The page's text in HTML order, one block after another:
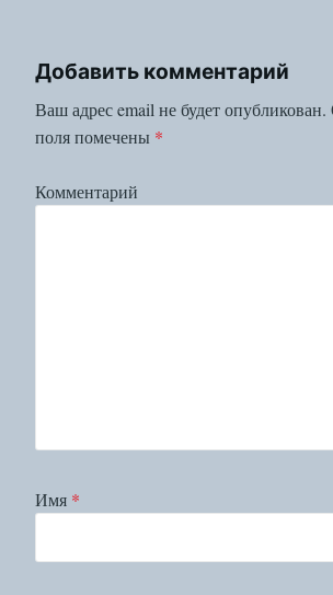
Добавить комментарий
Ваш адрес email не будет опубликован.
поля помечены *
Комментарий
Имя *